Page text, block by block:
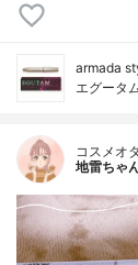
armada
エグータ
コスメオ
地雷ちゃ